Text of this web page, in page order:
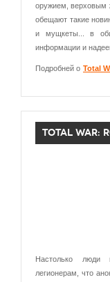
оружием, верховым
обещают такие
и мущкеты... в
информации и
Подробней о Total
TOTAL WAR:
Настолько люди
легионерам, что